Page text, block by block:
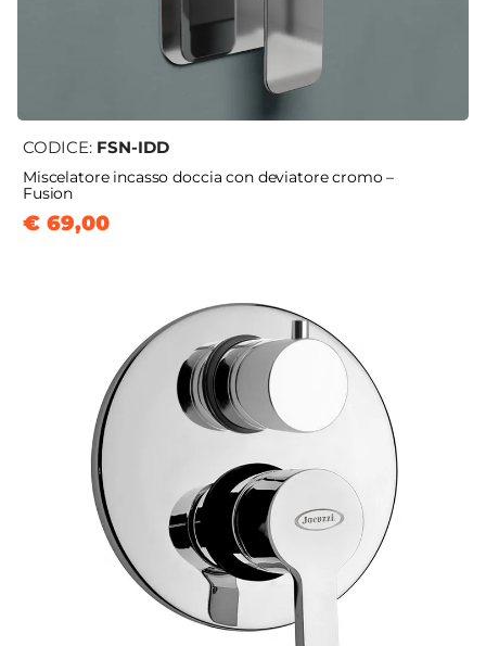
CODICE: FSN-IDD
Miscelatore incasso doccia con deviatore cromo –
Fusion
€ 69,00